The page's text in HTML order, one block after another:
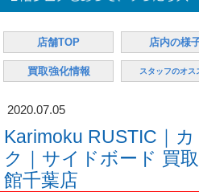
店舗TOP 店内の様
買取強化情報 スタッフのオス
2020.07.05
Karimoku RUSTIC｜
ク｜サイドボード 買
館千葉店